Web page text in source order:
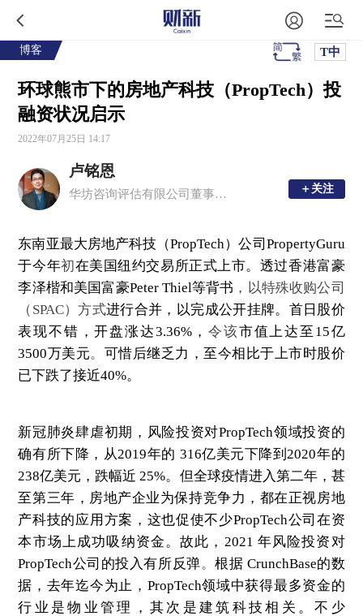
博客 T中
环球熊市下的房地产科技（PropTech）投
融资状况启示
2022年07月25日 14:17
卢铭恩
华坊咨询评估有限公司董事总经理、注册中国房地产估价师、香港测量师学会产业测量师 ＋关注
＋关注
东南亚最大房地产科技（PropTech）公司PropertyGuru
于今年初在美国纽约交易所正式上市。透过香港富豪
李泽楷和美国富豪Peter Thiel等背书 ，以特殊收购公司
（SPAC）方式进行合并，以完成公开挂牌。首日股价
表现不错，开盘涨达3.36%，令该市值上达至15亿
3500万美元。 可惜后继乏力，至今相比于上市时股价
已下跌了接近40%。
新冠肺炎肆虐初期，风险投资对PropTech领域投资的
确有所下降，从2019年的 316亿美元下降到2020年的
238亿美元，跌幅近 25%。但全球疫情进入第二年，甚
至第三年，房地产企业为保持竞争力，都在正视房地
产科技的应用方案，这也促使不少PropTech公司在资
本市场上成功吸纳资金。故此，2021 年风险投资对
PropTech公司的投入有所反弹。根据 CrunchBase的数
据，去年迄今为止，PropTech领域中获得最多资金的
行业是物业管理，其次是建筑科技相关。不少